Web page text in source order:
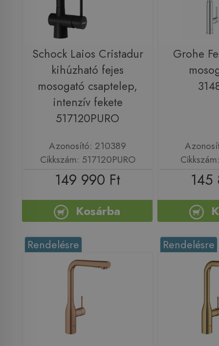
Schock Laios Cristadur
kihúzható fejes
mosogató csaptelep,
intenzív fekete
517120PURO
Azonosító: 210389
Cikkszám: 517120PURO
149 990 Ft
Kosárba
Grohe
145
Rendelésre Rendelésre